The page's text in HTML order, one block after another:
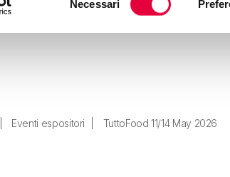
Necessari
Eventi espositori TuttoFood 11/14 May 2026